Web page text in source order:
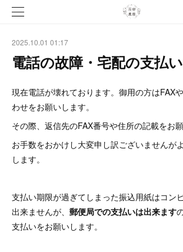
2025.10.01 01:17
電話の故障・宅配の支払
現在電話が壊れております。御用の方はFAX
わせをお願いします。
その際、返信先のFAX番号や住所の記載をお願
お手数をおかけし大変申し訳ございませんが
します。
支払い期限が過ぎてしまった振込用紙はコン
出来ませんが、 郵便局での支払いは出来ます
支払いをお願いします。